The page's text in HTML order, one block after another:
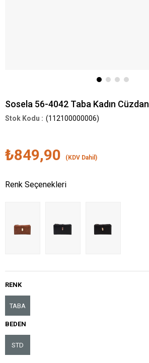
Sosela 56-4042 Taba Kadın Cüzdan
(112100000006)
₺849,90 (KDV Dahil)
Renk Seçenekleri
RENK
TABA
BEDEN
STD